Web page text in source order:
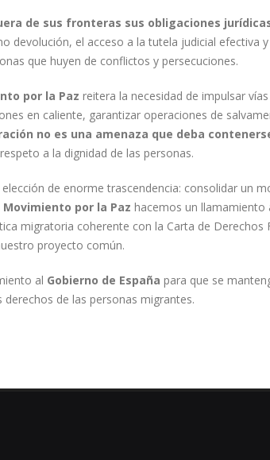
de sus fronteras sus obligaciones
devolución, el acceso a la tutela judicial
que huyen de conflictos y persecuciones.
por la Paz reitera la necesidad de impulsar
en caliente, garantizar operaciones de
no es una amenaza que deba
a la dignidad de las personas.
de enorme trascendencia: consolidar un
Movimiento por la Paz hacemos un llamamiento
migratoria coherente con la Carta de
proyecto común.
al Gobierno de España para que se
de las personas migrantes.